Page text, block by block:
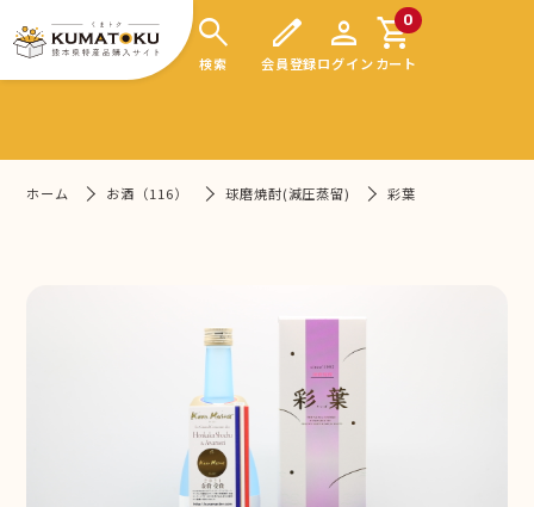
search
検索
edit
会員登録
person
ログイン
0
shopping_cart
カート
ホーム お酒（116） 球磨焼酎(減圧蒸留) 彩葉